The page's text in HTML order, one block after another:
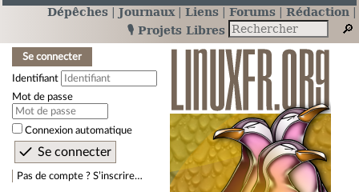
Dépêches Journaux Liens Forums
Rédaction
🎙️ Projets Libres
Se connecter
Identifiant
Mot de passe
Connexion automatique
Pas de compte ? S’inscrire…